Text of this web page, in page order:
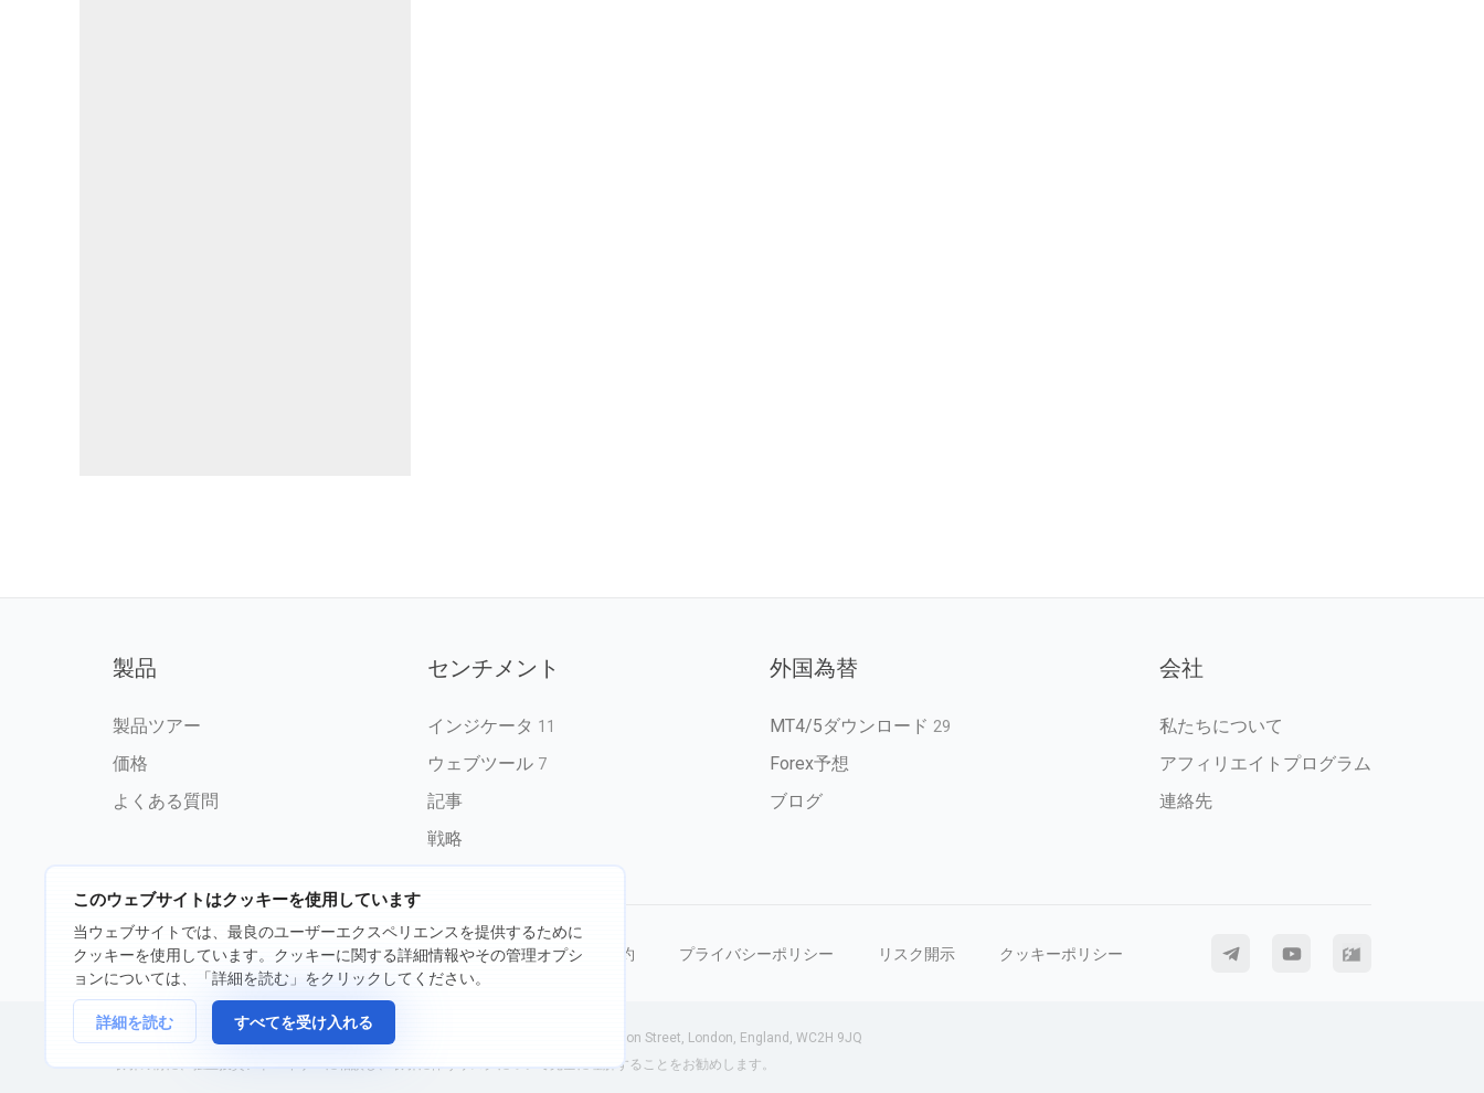
このウェブサイトはクッキーを使用しています
当ウェブサイトでは、最良のユーザーエクスペリエンスを提供するために
クッキーを使用しています。クッキーに関する詳細情報やその管理オプシ
ョンについては、「詳細を読む」をクリックしてください。
詳細を読む すべてを受け入れる
製品
製品ツアー
価格
よくある質問
センチメント
インジケータ 11
ウェブツール 7
記事
戦略
外国為替
MT4/5ダウンロード 29
Forex予想
ブログ
会社
私たちについて
アフィリエイトプログラム
連絡先
©2026 fxssi.com 無断複写・転載を禁じます 利用規約 プライバシーポリシー リスク開示 クッキーポリシー
FXSSI LTDが運営するウェブサイト登録番号：13534801（イングランド）| 71-75 Shelton Street, London, England, WC2H 9JQ
取引の前に、独立投資アドバイザーに相談し、取引に伴うリスクについて完全に理解することをお勧めします。